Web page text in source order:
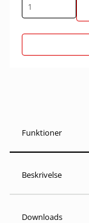
Funktioner
Beskrivelse
Downloads